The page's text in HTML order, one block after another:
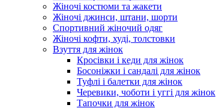
Жіночі костюми та жакети
Жіночі джинси, штани, шорти
Спортивний жіночий одяг
Жіночі кофти, худі, толстовки
Взуття для жінок
Кросівки і кеди для жінок
Босоніжки і сандалі для жінок
Туфлі і балетки для жінок
Черевики, чоботи і уггі для жінок
Тапочки для жінок